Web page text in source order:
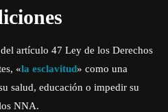
artículo 47 Ley de los Derechos
«la esclavitud» como una
salud, educación o impedir su
NNA.